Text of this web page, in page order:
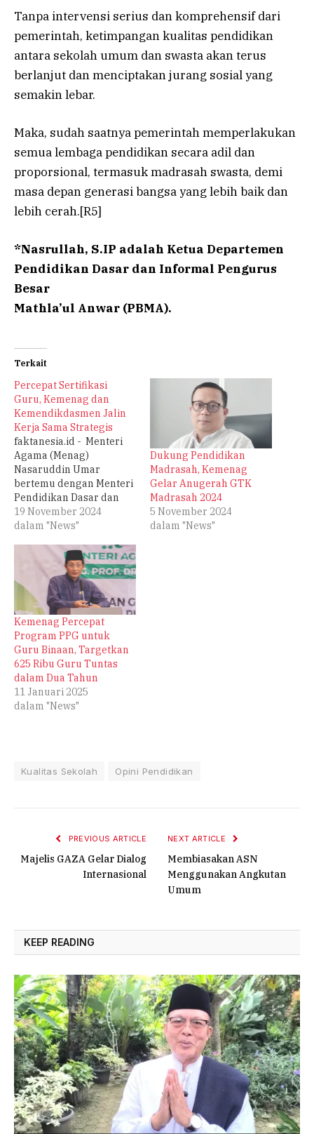
Tanpa intervensi serius dan komprehensif dari
pemerintah, ketimpangan kualitas pendidikan
antara sekolah umum dan swasta akan terus
berlanjut dan menciptakan jurang sosial yang
semakin lebar.
Maka, sudah saatnya pemerintah memperlakukan
semua lembaga pendidikan secara adil dan
proporsional, termasuk madrasah swasta, demi
masa depan generasi bangsa yang lebih baik dan
lebih cerah.[R5]
*Nasrullah, S.IP adalah Ketua Departemen
Pendidikan Dasar dan Informal Pengurus
Besar
Mathla’ul Anwar (PBMA).
Terkait
Percepat Sertifikasi
Guru, Kemenag dan
Kemendikdasmen Jalin
Kerja Sama Strategis
faktanesia.id - Menteri
Agama (Menag)
Nasaruddin Umar
bertemu dengan Menteri
Pendidikan Dasar dan
Menengah
(Mendikdasmen) Abdul
Kemendikdasmen,
Jakarta, Senin (18/11).
Pertemuan tersebut
bertujuan membahas
percepatan proses
Pendidikan Profesi Guru
(PPG) guna mengatasi
antrian panjang
sertifikasi guru,
khususnya untuk guru
mata pelajaran agama di
sekolah umum dan
19 November 2024
dalam "News"
Dukung Pendidikan
Madrasah, Kemenag
Gelar Anugerah GTK
Madrasah 2024
5 November 2024
dalam "News"
Kemenag Percepat
Program PPG untuk
Guru Binaan, Targetkan
625 Ribu Guru Tuntas
dalam Dua Tahun
11 Januari 2025
dalam "News"
Kualitas Sekolah Opini Pendidikan
PREVIOUS ARTICLE
Majelis GAZA Gelar Dialog
Internasional
NEXT ARTICLE
Membiasakan ASN
Menggunakan Angkutan
Umum
KEEP READING